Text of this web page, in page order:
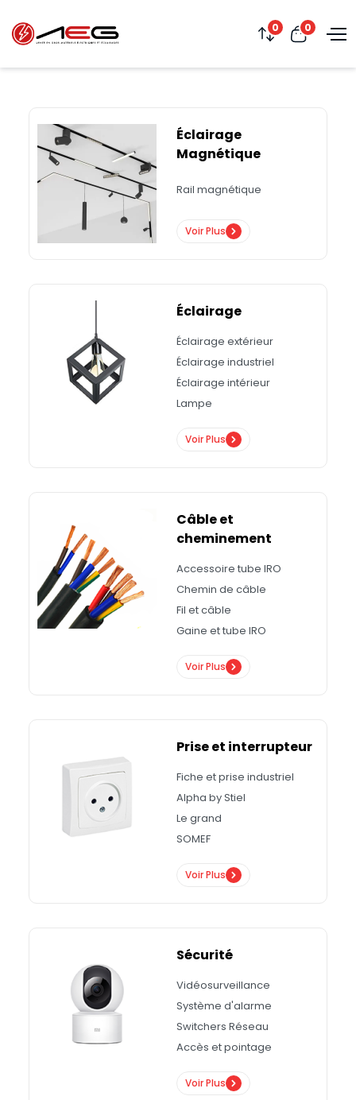
0 0
Éclairage
Magnétique
Rail magnétique
Voir Plus
Éclairage
Éclairage extérieur
Éclairage industriel
Éclairage intérieur
Lampe
Voir Plus
Câble et
cheminement
Accessoire tube IRO
Chemin de câble
Fil et câble
Gaine et tube IRO
Voir Plus
Prise et interrupteur
Fiche et prise industriel
Alpha by Stiel
Le grand
SOMEF
Voir Plus
Sécurité
Vidéosurveillance
Système d'alarme
Switchers Réseau
Accès et pointage
Voir Plus